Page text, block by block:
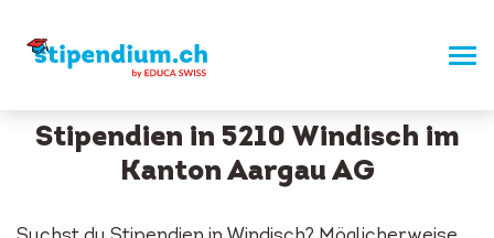
Stipendien in 5210 Windisch im
Kanton Aargau AG